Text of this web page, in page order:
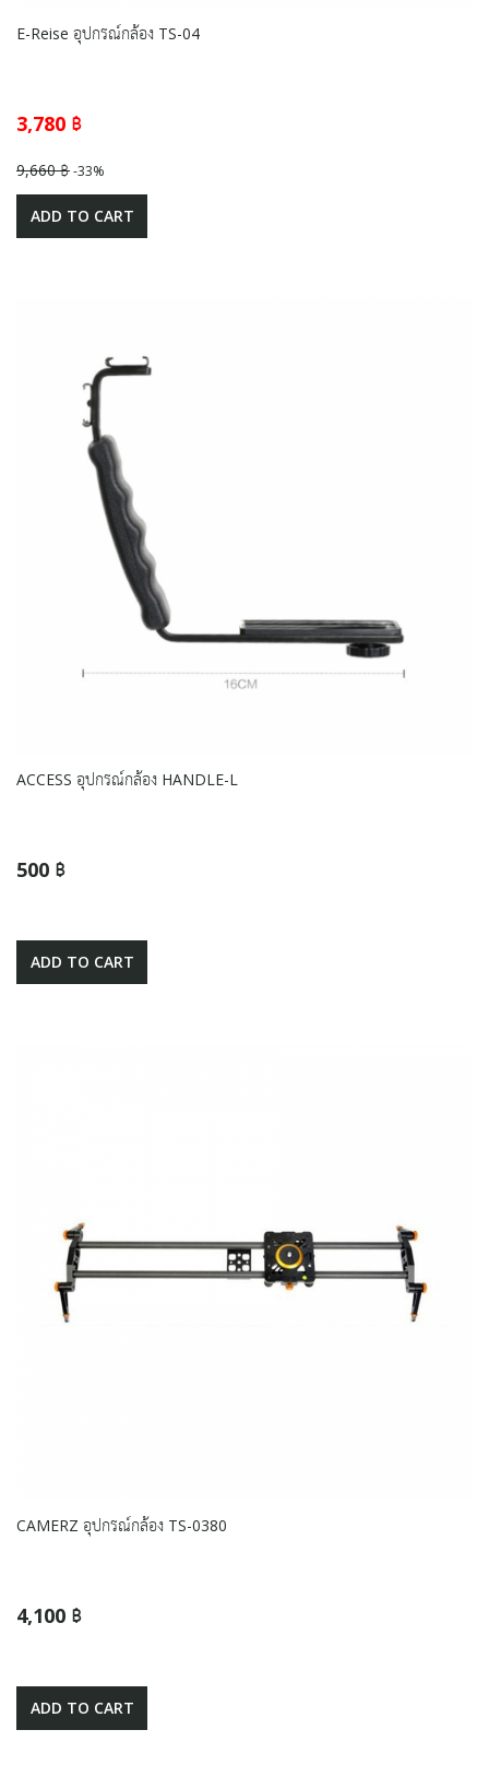
E-Reise อุปกรณ์กล้อง TS-04
3,780 ฿
9,660 ฿-33%
ADD TO CART
ACCESS อุปกรณ์กล้อง HANDLE-L
500 ฿
ADD TO CART
CAMERZ อุปกรณ์กล้อง TS-0380
4,100 ฿
ADD TO CART